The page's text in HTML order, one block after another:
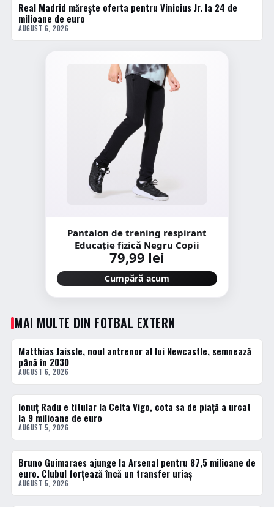
3 · TOP
Real Madrid mărește oferta pentru Vinicius Jr. la 24 de
milioane de euro
AUGUST 6, 2026
Pantalon de trening respirant
Educație fizică Negru Copii
79,99 lei
Cumpără acum
MAI MULTE DIN FOTBAL EXTERN
FOTBAL EXTERN
Matthias Jaissle, noul antrenor al lui Newcastle, semnează
până în 2030
AUGUST 6, 2026
FOTBAL EXTERN
Ionuț Radu e titular la Celta Vigo, cota sa de piață a urcat
la 9 milioane de euro
AUGUST 5, 2026
FOTBAL EXTERN
Bruno Guimaraes ajunge la Arsenal pentru 87,5 milioane de
euro. Clubul forțează încă un transfer uriaș
AUGUST 5, 2026